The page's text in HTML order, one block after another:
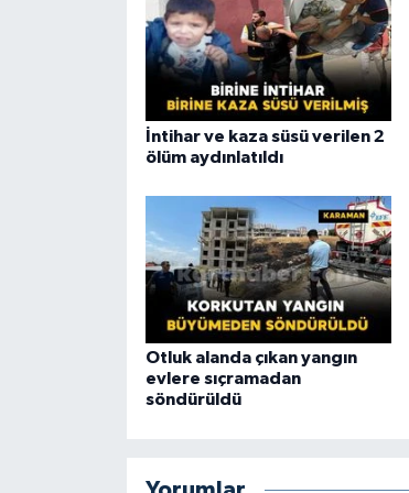
İntihar ve kaza süsü verilen 2
ölüm aydınlatıldı
Otluk alanda çıkan yangın
evlere sıçramadan
söndürüldü